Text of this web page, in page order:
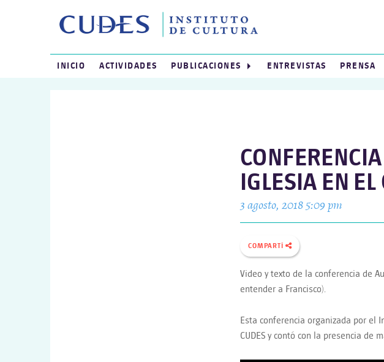
INICIO ACTIVIDADES PUBLICACIONES ENTREVISTAS PRENSA
IGLESIA EN
3 agosto, 2018 5:09 pm
COMPARTÍ
Video y texto de la conferencia de
entender a Francisco).
Esta conferencia organizada por el
CUDES y contó con la presencia de